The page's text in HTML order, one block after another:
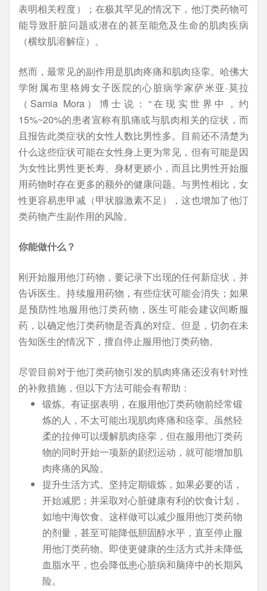
表明相关程度）；在极其罕见的情况下，他汀类药物可
能导致肝脏问题或潜在的甚至能危及生命的肌肉疾病
（横纹肌溶解症）。
然而，最常见的副作用是肌肉疼痛和肌肉痉挛。哈佛大
学附属布里格姆女子医院的心脏病学家萨米亚·莫拉
（Samia Mora）博士说：“在现实世界中，约
15%~20%的患者宣称有肌痛或与肌肉相关的症状，而
且报告此类症状的女性人数比男性多。目前还不清楚为
什么这些症状可能在女性身上更为常见，但有可能是因
为女性比男性更长寿、身材更娇小，而且比男性开始服
用药物时存在更多的额外的健康问题。与男性相比，女
性更容易患甲减（甲状腺激素不足），这也增加了他汀
类药物产生副作用的风险。
你能做什么？
刚开始服用他汀药物，要记录下出现的任何新症状，并
告诉医生。持续服用药物，有些症状可能会消失；如果
是预防性地服用他汀类药物，医生可能会建议间断服
药，以确定他汀类药物是否真的对症。但是，切勿在未
告知医生的情况下，擅自停止服用他汀类药物。
尽管目前对于他汀类药物引发的肌肉疼痛还没有针对性
的补救措施，但以下方法可能会有帮助：
锻炼。有证据表明，在服用他汀类药物前经常锻
炼的人，不太可能出现肌肉疼痛和痉挛。虽然轻
柔的拉伸可以缓解肌肉痉挛，但在服用他汀类药
物的同时开始一项新的剧烈运动，就可能增加肌
肉疼痛的风险。
提升生活方式。坚持定期锻炼，如果必要的话，
开始减肥；并采取对心脏健康有利的饮食计划，
如地中海饮食。这样做可以减少服用他汀类药物
的剂量，甚至可能降低胆固醇水平，直至停止服
用他汀类药物。即使更健康的生活方式并未降低
血脂水平，也会降低患心脏病和脑瘁中的长期风
险。